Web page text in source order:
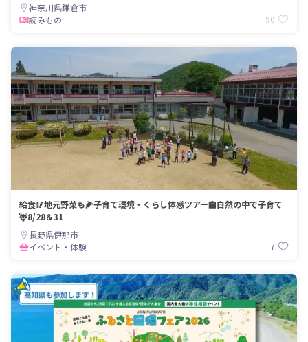
神奈川県鎌倉市
読みもの
90
給食🥢地元野菜も🌽子育て環境・くらし体感ツアー🏫自然の中で子育て
🦌8/28＆31
長野県伊那市
イベント・体験
7